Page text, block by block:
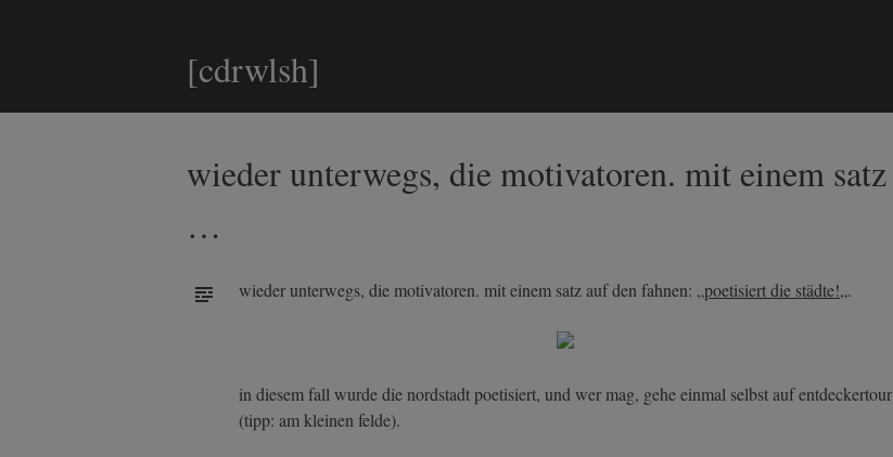
[cdrwlsh]
wieder unterwegs, die motivatoren. mit einem satz
…
wieder unterwegs, die motivatoren. mit einem satz auf den fahnen: „poetisiert die städte!„.
in diesem fall wurde die nordstadt poetisiert, und wer mag, gehe einmal selbst auf entdeckertour
(tipp: am kleinen felde).